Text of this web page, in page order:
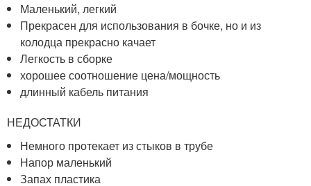
Маленький, легкий
Прекрасен для использования в бочке, но и из
колодца прекрасно качает
Легкость в сборке
хорошее соотношение цена/мощность
длинный кабель питания
НЕДОСТАТКИ
Немного протекает из стыков в трубе
Напор маленький
Запах пластика